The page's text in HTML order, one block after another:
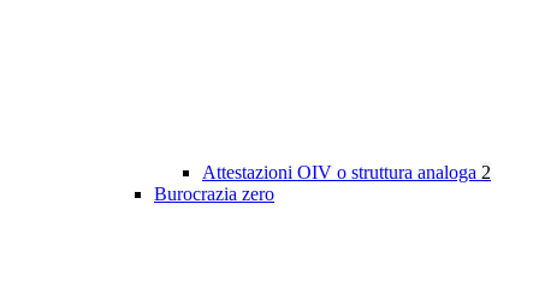
Attestazioni OIV o struttura analoga 2
Burocrazia zero